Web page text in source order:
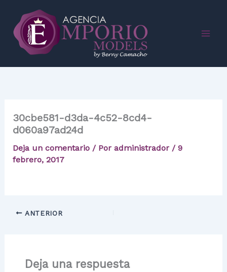
contenido
30cbe581-d3da-4c52-8cd4-
d060a97ad24d
Deja un comentario / Por administrador / 9
febrero, 2017
ANTERIOR
Deja una respuesta